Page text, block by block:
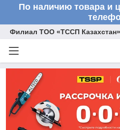
По наличию товара и
Филиал ТОО «ТССП Казахстан»